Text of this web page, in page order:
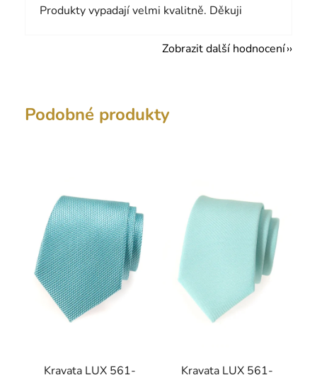
Produkty vypadají velmi kvalitně. Děkuji
Zobrazit další hodnocení
Podobné produkty
Kravata LUX 561- Kravata LUX 561-